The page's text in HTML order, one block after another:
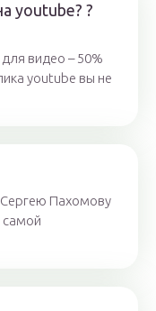
youtube? ?
видео – 50%
youtube вы не
Сергею Пахомову
самой